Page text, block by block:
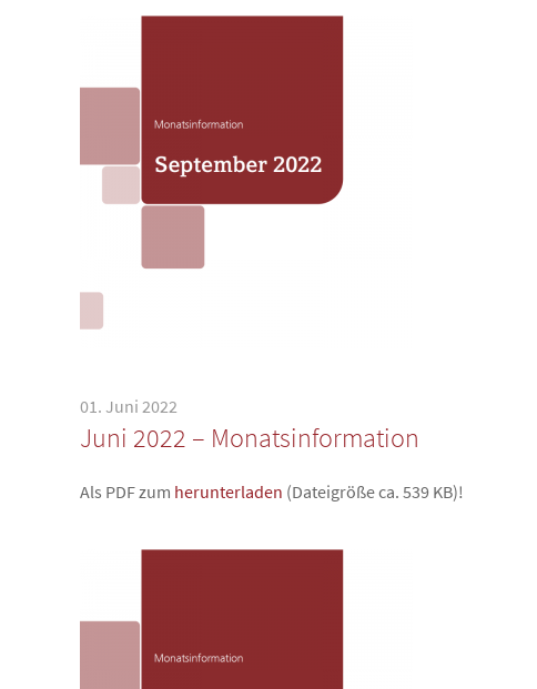
01. Juni 2022
Juni 2022 – Monatsinformation
Als PDF zum herunterladen (Dateigröße ca. 539 KB)!